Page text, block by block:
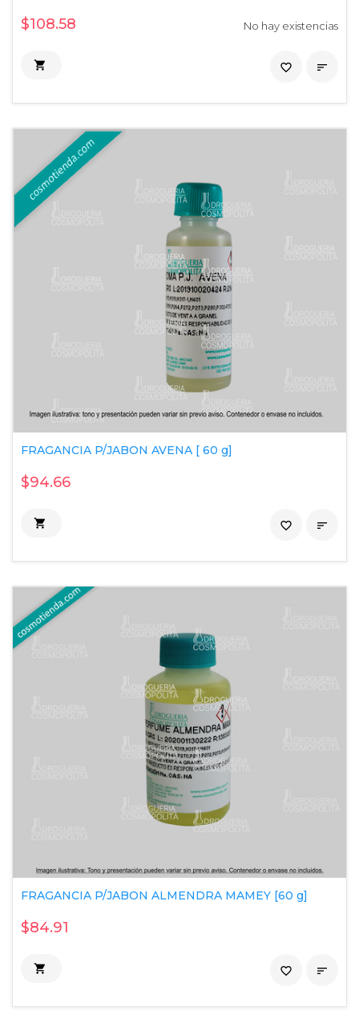
$108.58 No hay existencias
 
favorite_border
FRAGANCIA P/JABON AVENA [ 60 g]
$94.66
 
favorite_border
FRAGANCIA P/JABON ALMENDRA MAMEY [60 g]
$84.91
 
favorite_border